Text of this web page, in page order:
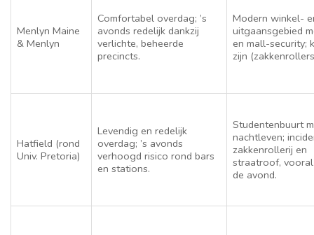
Menlyn Maine
& Menlyn
Comfortabel overdag; ’s
avonds redelijk dankzij
verlichte, beheerde
precincts.
Modern winkel-
uitgaansgebied
en mall-security;
zijn
Hatfield (rond
Univ. Pretoria)
Levendig en redelijk
overdag; ’s avonds
verhoogd risico rond bars
en stations.
Studentenbuurt
nachtleven;
zakkenrollerij en
straatroof,
de avond.